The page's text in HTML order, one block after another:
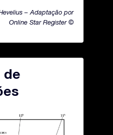
– Adaptação por
Online Star Register ©
de